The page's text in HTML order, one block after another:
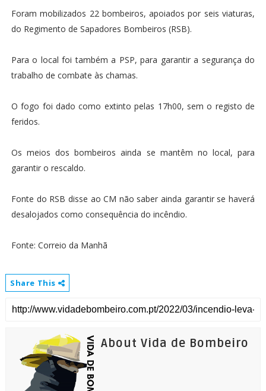
Foram mobilizados 22 bombeiros, apoiados por seis viaturas,
do Regimento de Sapadores Bombeiros (RSB).
Para o local foi também a PSP, para garantir a segurança do
trabalho de combate às chamas.
O fogo foi dado como extinto pelas 17h00, sem o registo de
feridos.
Os meios dos bombeiros ainda se mantêm no local, para
garantir o rescaldo.
Fonte do RSB disse ao CM não saber ainda garantir se haverá
desalojados como consequência do incêndio.
Fonte: Correio da Manhã
Share This
About Vida de Bombeiro